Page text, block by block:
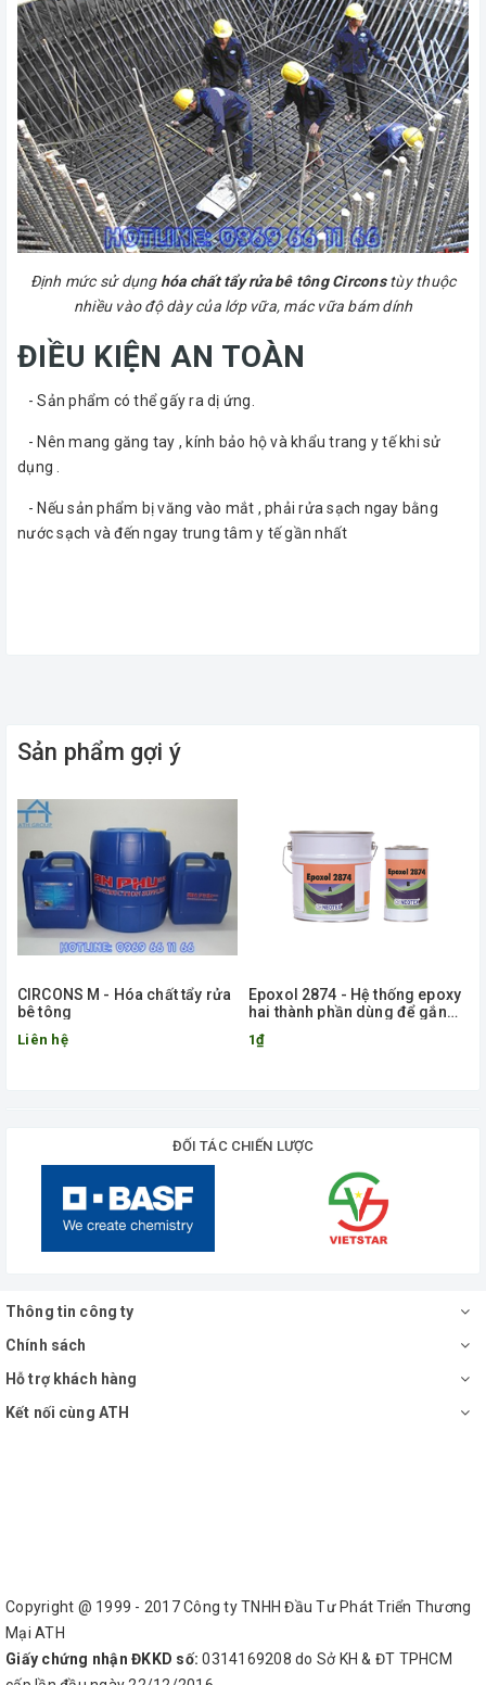
Định mức sử dụng hóa chất tẩy rửa bê tông Circonstùy thuộc
nhiều vào độ dày của lớp vữa, mác vữa bám dính
ĐIỀU KIỆN AN TOÀN
- Sản phẩm có thể gấy ra dị ứng.
- Nên mang găng tay , kính bảo hộ và khẩu trang y tế khi sử
dụng .
- Nếu sản phẩm bị văng vào mắt , phải rửa sạch ngay bằng
nước sạch và đến ngay trung tâm y tế gần nhất
Sản phẩm gợi ý
CIRCONS M - Hóa chất tẩy rửa
bê tông
Liên hệ
Epoxol 2874 - Hệ thống epoxy
hai thành phần dùng để gắn
1₫
ĐỐI TÁC CHIẾN LƯỢC
Thông tin công ty
Chính sách
Hỗ trợ khách hàng
Kết nối cùng ATH
Copyright @ 1999 - 2017 Công ty TNHH Đầu Tư Phát Triển Thương
Mại ATH
Giấy chứng nhận ĐKKD số: 0314169208 do Sở KH & ĐT TPHCM